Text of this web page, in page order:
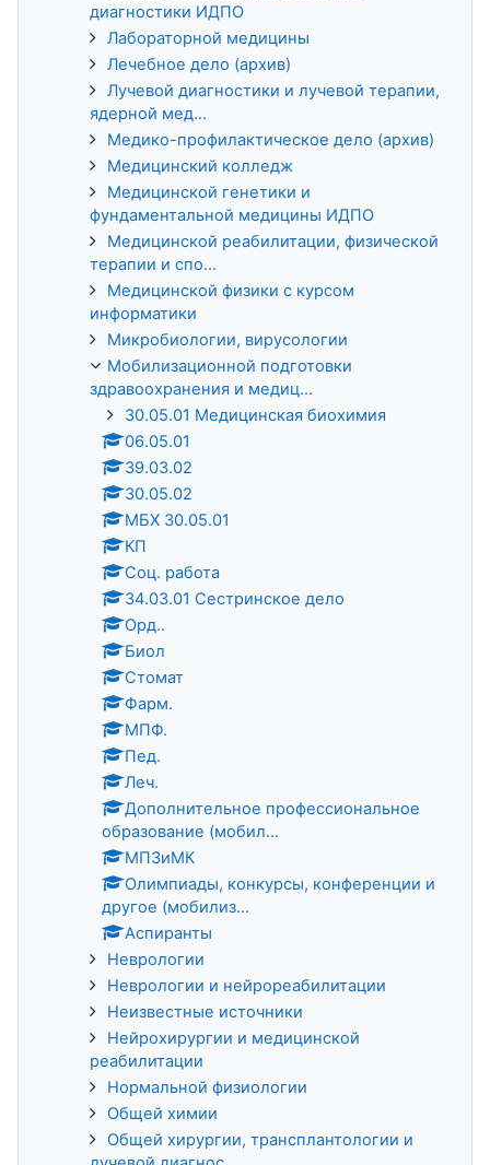
диагностики ИДПО
Лабораторной медицины
Лечебное дело (архив)
Лучевой диагностики и лучевой терапии,
ядерной мед...
Медико-профилактическое дело (архив)
Медицинский колледж
Медицинской генетики и
фундаментальной медицины ИДПО
Медицинской реабилитации, физической
терапии и спо...
Медицинской физики с курсом
информатики
Микробиологии, вирусологии
Мобилизационной подготовки
здравоохранения и медиц...
30.05.01 Медицинская биохимия
06.05.01
39.03.02
30.05.02
МБХ 30.05.01
КП
Соц. работа
34.03.01 Сестринское дело
Орд..
Биол
Стомат
Фарм.
МПФ.
Пед.
Леч.
Дополнительное профессиональное
образование (мобил...
МПЗиМК
Олимпиады, конкурсы, конференции и
другое (мобилиз...
Аспиранты
Неврологии
Неврологии и нейрореабилитации
Неизвестные источники
Нейрохирургии и медицинской
реабилитации
Нормальной физиологии
Общей химии
Общей хирургии, трансплантологии и